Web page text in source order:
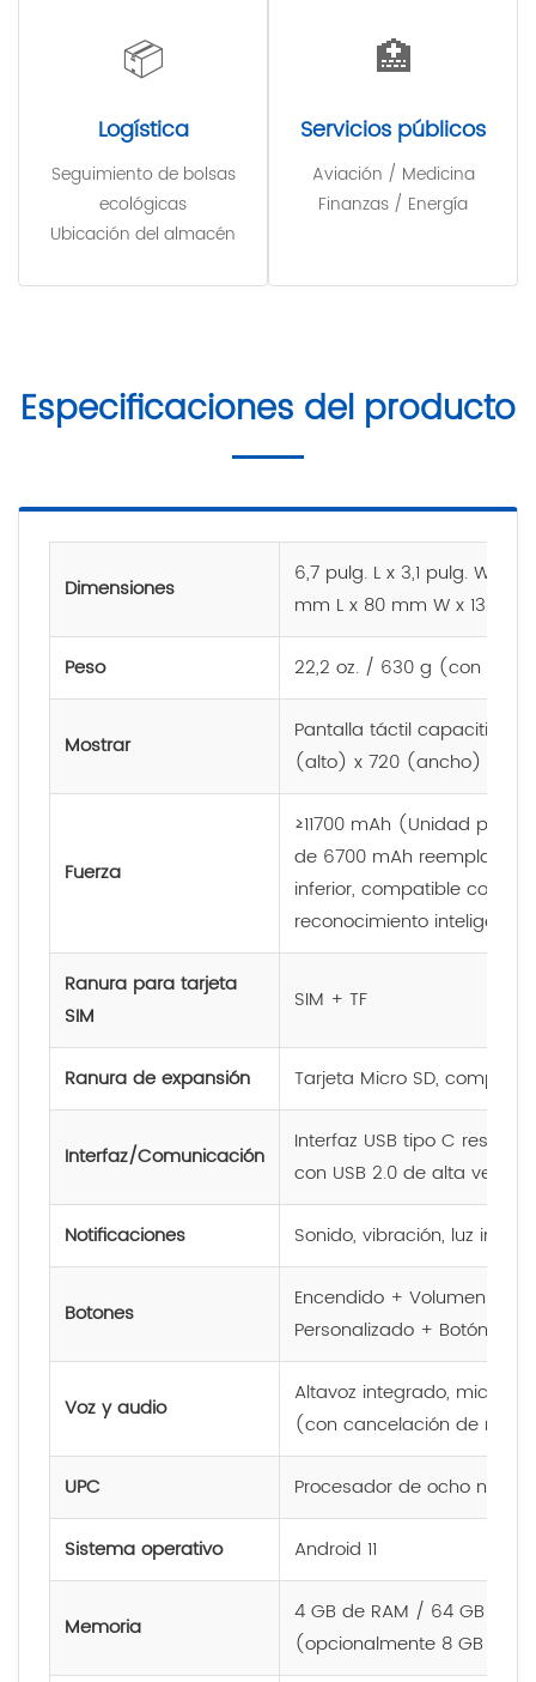
📦
Logística
Seguimiento de bolsas
ecológicas
Ubicación del almacén
🏥
Servicios públicos
Aviación / Medicina
Finanzas / Energía
Especificaciones del producto
Dimensiones
6,7 pulg. L x 3,1 pulg. W x
mm L x 80 mm W x 132,7
Peso 22,2 oz. / 630 g (con
Mostrar
Pantalla táctil capacitiva
(alto) x 720 (ancho)
Fuerza
≥11700 mAh (Unidad
de 6700 mAh
inferior, compatible con
reconocimiento inteligente
Ranura para tarjeta
SIM
SIM + TF
Ranura de expansión Tarjeta Micro SD,
Interfaz/Comunicación
Interfaz USB tipo C
con USB 2.0 de alta
Notificaciones Sonido, vibración, luz
Botones
Encendido + Volumen (+, -
Personalizado + Botón de
Voz y audio
Altavoz integrado,
(con cancelación de
UPC Procesador de ocho
Sistema operativo Android 11
Memoria
4 GB de RAM / 64 GB de
(opcionalmente 8 GB +